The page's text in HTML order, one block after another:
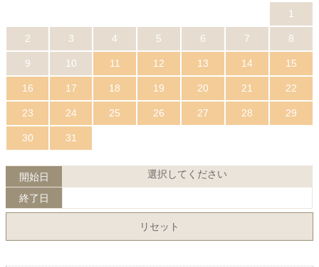
1
2 3 4 5 6 7 8
9 10 11 12 13 14 15
16 17 18 19 20 21 22
23 24 25 26 27 28 29
30 31
開始日 選択してください
終了日
リセット